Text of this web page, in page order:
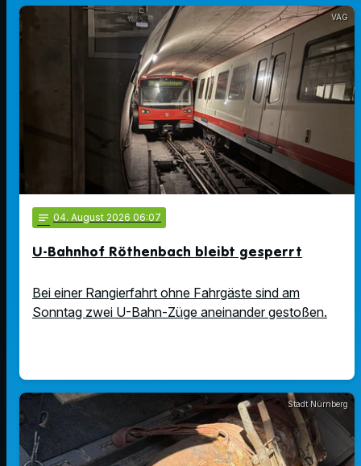
VAG
notes 04. August 2026 06:07
U-Bahnhof Röthenbach bleibt gesperrt
Bei einer Rangierfahrt ohne Fahrgäste sind am
Sonntag zwei U-Bahn-Züge aneinander gestoßen.
Stadt Nürnberg